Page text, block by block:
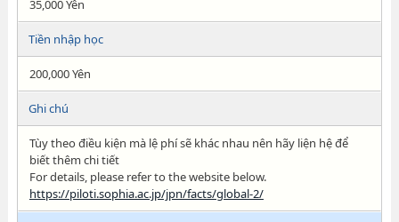
35,000 Yên
Tiền nhập học
200,000 Yên
Ghi chú
Tùy theo điều kiện mà lệ phí sẽ khác nhau nên hãy liện hệ để
biết thêm chi tiết
For details, please refer to the website below.
https://piloti.sophia.ac.jp/jpn/facts/global-2/